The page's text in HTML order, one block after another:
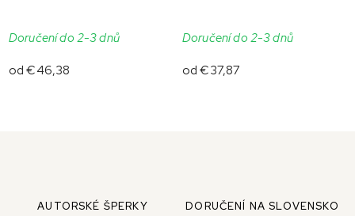
Doručení do 2-3 dnů
od €46,38
Doručení do 2-3 dnů
od €37,87
AUTORSKÉ ŠPERKY
DORUČENÍ NA SLOVENSKO